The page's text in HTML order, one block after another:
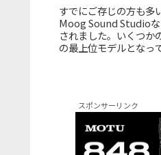
すでにご存じの方も多
Moog Sound Studioな
されました。いくつか
の最上位モデルとな
スポンサーリンク